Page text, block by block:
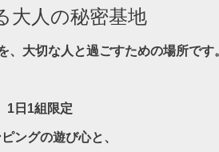
大人の秘密基地
、大切な人と過ごすための場所です
1日1組限定
ングの遊び心と、